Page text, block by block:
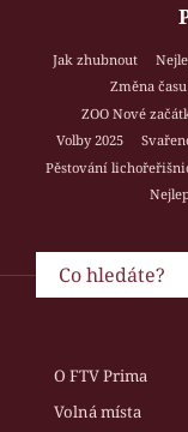
Jak zhubnout
Změna času
ZOO Nové
Volby 2025
Pěstování
O FTV Prima
Volná místa